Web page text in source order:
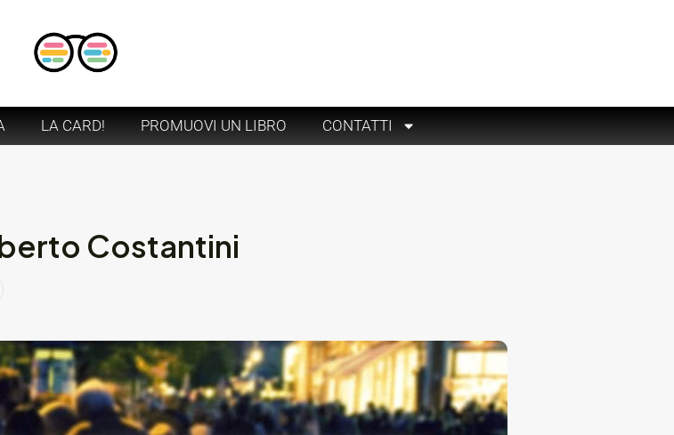
LA CARD! PROMUOVI UN LIBRO CONTATTI
Costantini